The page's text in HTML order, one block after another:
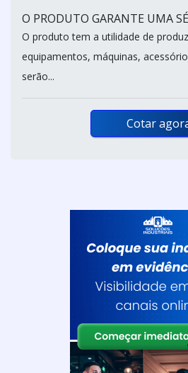
O PRODUTO GARANTE UMA
O produto tem a utilidade de
equipamentos, máquinas,
serão...
Cotar